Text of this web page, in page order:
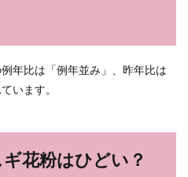
年比は「例年並み」、昨年比は
います。
花粉はひどい？